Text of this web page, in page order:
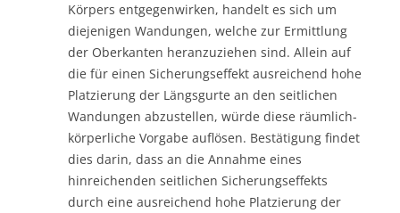
Körpers entgegenwirken, handelt es sich um
diejenigen Wandungen, welche zur Ermittlung
der Oberkanten heranzuziehen sind. Allein auf
die für einen Sicherungseffekt ausreichend hohe
Platzierung der Längsgurte an den seitlichen
Wandungen abzustellen, würde diese räumlich-
körperliche Vorgabe auflösen. Bestätigung findet
dies darin, dass an die Annahme eines
hinreichenden seitlichen Sicherungseffekts
durch eine ausreichend hohe Platzierung der